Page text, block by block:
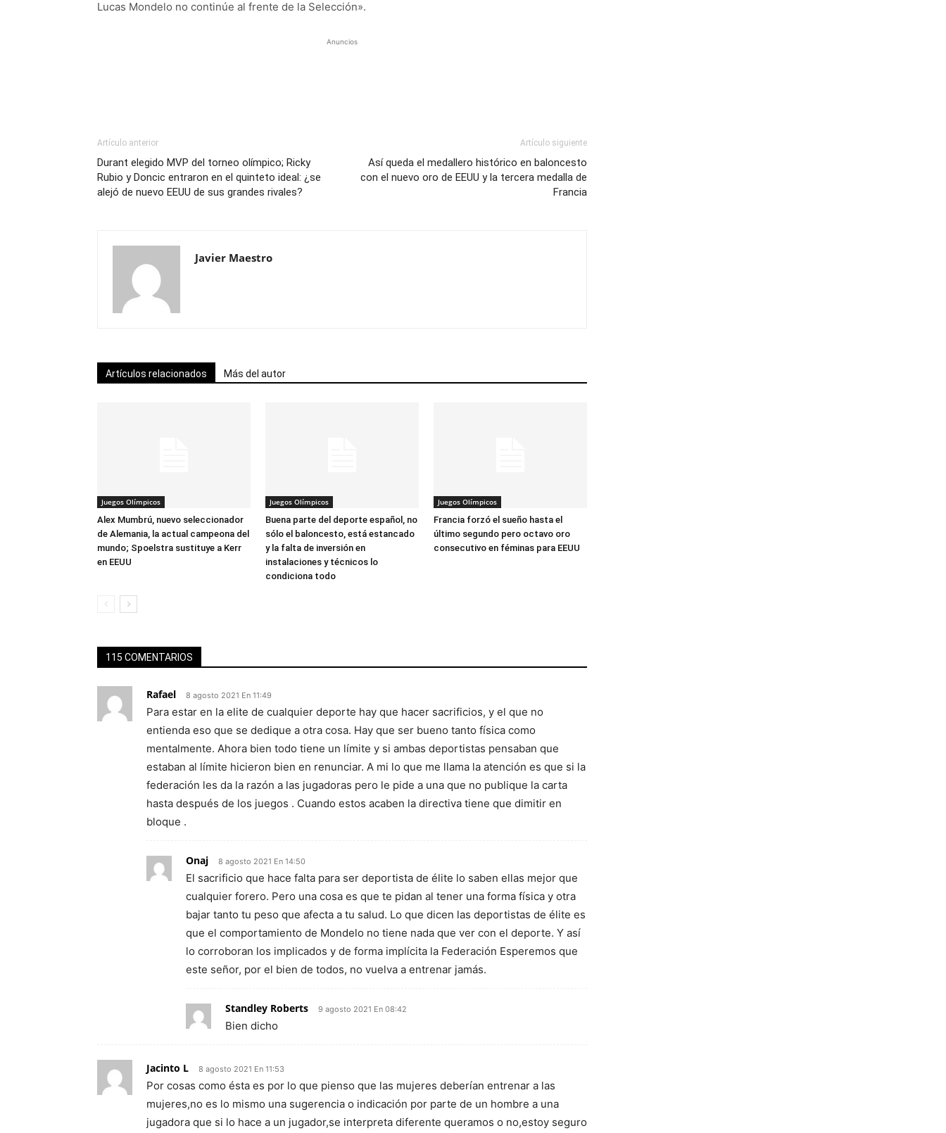
Lucas Mondelo no continúe al frente de la Selección».
Anuncios
Artículo anterior
Durant elegido MVP del torneo olímpico; Ricky
Rubio y Doncic entraron en el quinteto ideal: ¿se
alejó de nuevo EEUU de sus grandes rivales?
Artículo siguiente
Así queda el medallero histórico en baloncesto
con el nuevo oro de EEUU y la tercera medalla de
Francia
Javier Maestro
Artículos relacionados Más del autor
Juegos Olímpicos
Alex Mumbrú, nuevo seleccionador
de Alemania, la actual campeona del
mundo; Spoelstra sustituye a Kerr
en EEUU
Juegos Olímpicos
Buena parte del deporte español, no
sólo el baloncesto, está estancado
y la falta de inversión en
instalaciones y técnicos lo
condiciona todo
Juegos Olímpicos
Francia forzó el sueño hasta el
último segundo pero octavo oro
consecutivo en féminas para EEUU
115 COMENTARIOS
Rafael 8 agosto 2021 En 11:49
Para estar en la elite de cualquier deporte hay que hacer sacrificios, y el que no
entienda eso que se dedique a otra cosa. Hay que ser bueno tanto física como
mentalmente. Ahora bien todo tiene un límite y si ambas deportistas pensaban que
estaban al límite hicieron bien en renunciar. A mi lo que me llama la atención es que si la
federación les da la razón a las jugadoras pero le pide a una que no publique la carta
hasta después de los juegos . Cuando estos acaben la directiva tiene que dimitir en
bloque .
Onaj 8 agosto 2021 En 14:50
El sacrificio que hace falta para ser deportista de élite lo saben ellas mejor que
cualquier forero. Pero una cosa es que te pidan al tener una forma física y otra
bajar tanto tu peso que afecta a tu salud. Lo que dicen las deportistas de élite es
que el comportamiento de Mondelo no tiene nada que ver con el deporte. Y así
lo corroboran los implicados y de forma implícita la Federación Esperemos que
este señor, por el bien de todos, no vuelva a entrenar jamás.
Standley Roberts 9 agosto 2021 En 08:42
Bien dicho
Jacinto L 8 agosto 2021 En 11:53
Por cosas como ésta es por lo que pienso que las mujeres deberían entrenar a las
mujeres,no es lo mismo una sugerencia o indicación por parte de un hombre a una
jugadora que si lo hace a un jugador,se interpreta diferente queramos o no,estoy seguro